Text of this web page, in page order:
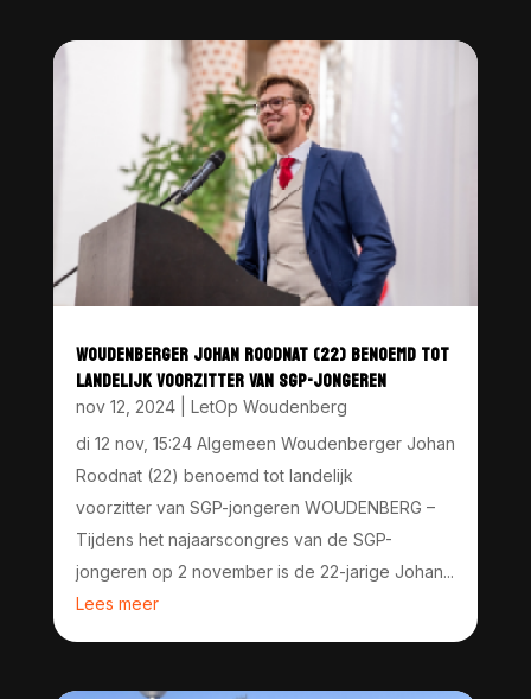
WOUDENBERGER JOHAN ROODNAT (22) BENOEMD TOT
LANDELIJK VOORZITTER VAN SGP-JONGEREN
nov 12, 2024| LetOp Woudenberg
di 12 nov, 15:24 Algemeen Woudenberger Johan
Roodnat (22) benoemd tot landelijk
voorzitter van SGP-jongeren WOUDENBERG –
Tijdens het najaarscongres van de SGP-
jongeren op 2 november is de 22-jarige Johan...
Lees meer